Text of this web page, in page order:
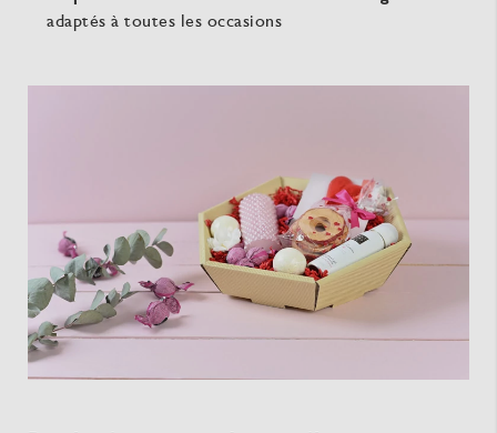
adaptés à toutes les occasions